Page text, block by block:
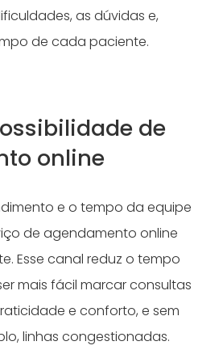
as dúvidas e,
de cada paciente.
de
online
e o tempo da equipe
de agendamento online
Esse canal reduz o tempo
mais fácil marcar consultas
e conforto, e sem
linhas congestionadas.